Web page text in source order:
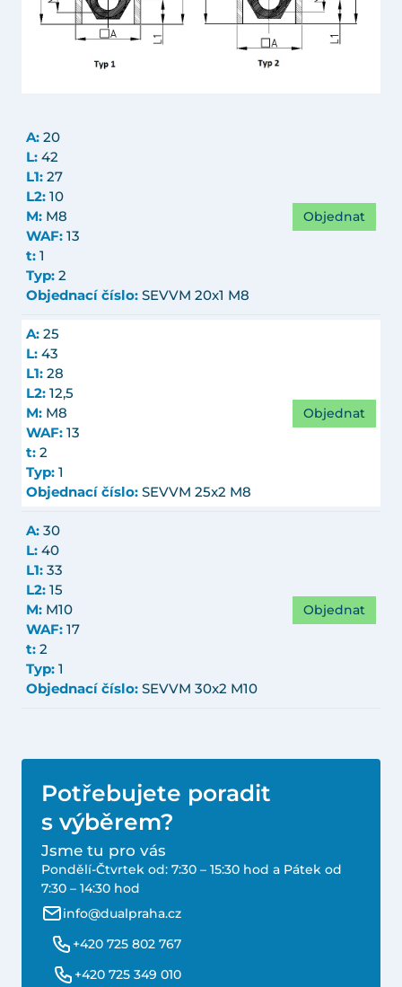
A: 20
L: 42
L1: 27
L2: 10
M: M8
WAF: 13
t: 1
Typ: 2
Objednací číslo: SEVVM 20x1 M8
Objednat
A: 25
L: 43
L1: 28
L2: 12,5
M: M8
WAF: 13
t: 2
Typ: 1
Objednací číslo: SEVVM 25x2 M8
Objednat
A: 30
L: 40
L1: 33
L2: 15
M: M10
WAF: 17
t: 2
Typ: 1
Objednací číslo: SEVVM 30x2 M10
Objednat
Potřebujete poradit
s výběrem?
Jsme tu pro vás
Pondělí-Čtvrtek od: 7:30 – 15:30 hod a Pátek od
7:30 – 14:30 hod
info@dualpraha.cz
+420 725 802 767
+420 725 349 010